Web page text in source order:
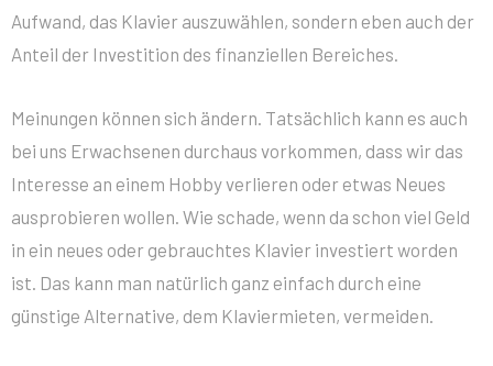
Aufwand, das Klavier auszuwählen, sondern eben auch der
Anteil der Investition des finanziellen Bereiches.
Meinungen können sich ändern. Tatsächlich kann es auch
bei uns Erwachsenen durchaus vorkommen, dass wir das
Interesse an einem Hobby verlieren oder etwas Neues
ausprobieren wollen. Wie schade, wenn da schon viel Geld
in ein neues oder gebrauchtes Klavier investiert worden
ist. Das kann man natürlich ganz einfach durch eine
günstige Alternative, dem Klaviermieten, vermeiden.